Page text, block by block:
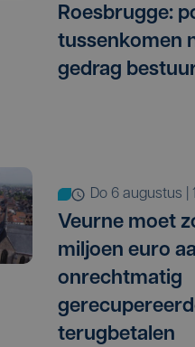
Roesbrugge:
tussenkomen
gedrag
do 6 augustus |
Veurne moet
miljoen euro
onrechtmatig
terugbetalen